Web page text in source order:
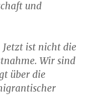
und
ist nicht die
Wir sind
über die